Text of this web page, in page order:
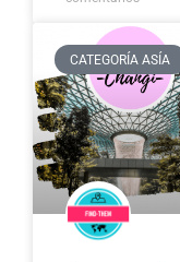
CATEGORÍA ASÍA